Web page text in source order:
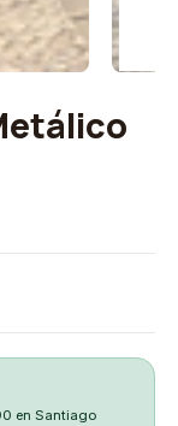
en Santiago